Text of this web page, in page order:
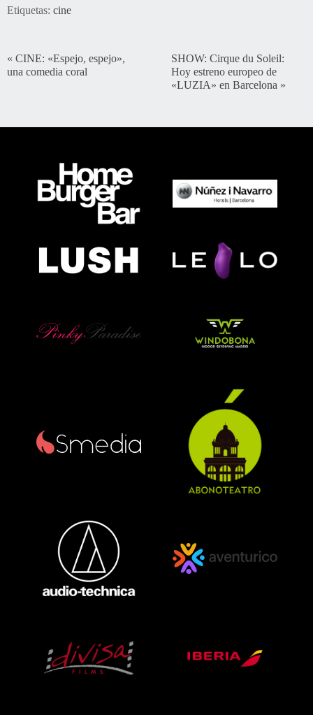
Etiquetas: cine
« CINE: «Espejo, espejo»,
una comedia coral
SHOW: Cirque du Soleil:
Hoy estreno europeo de
«LUZIA» en Barcelona »